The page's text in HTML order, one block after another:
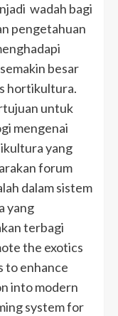
wadah bagi
pengetahuan
besar
hortikultura.
untuk
mengenai
yang
forum
dalam sistem
yang
terbagi
the exotics
to enhance
into modern
system for